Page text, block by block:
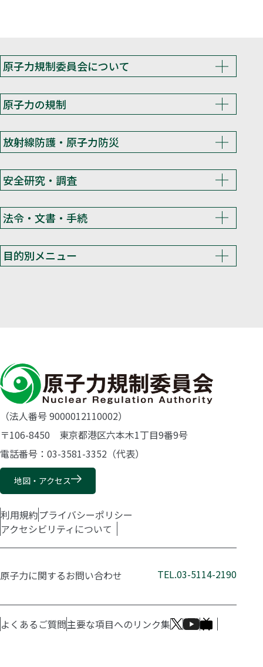
原子力規制委員会について
原子力の規制
放射線防護・原子力防災
安全研究・調査
法令・文書・手続
目的別メニュー
（法人番号 9000012110002）
〒106-8450 東京都港区六本木1丁目9番9号
電話番号：03-3581-3352（代表）
地図・アクセス
利用規約プライバシーポリシー
アクセシビリティについて
原子力に関するお問い合わせ TEL.03-5114-2190
よくあるご質問主要な項目へのリンク集